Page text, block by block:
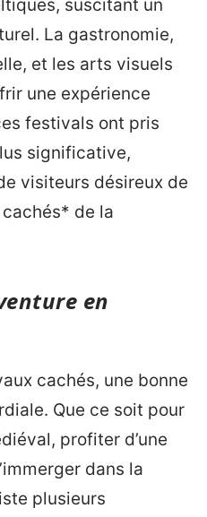
suscitant un
La gastronomie,
et les arts visuels
une expérience
festivals ont pris
significative,
visiteurs désireux de
de la
en
cachés, une bonne
Que ce soit pour
profiter d’une
dans la
plusieurs